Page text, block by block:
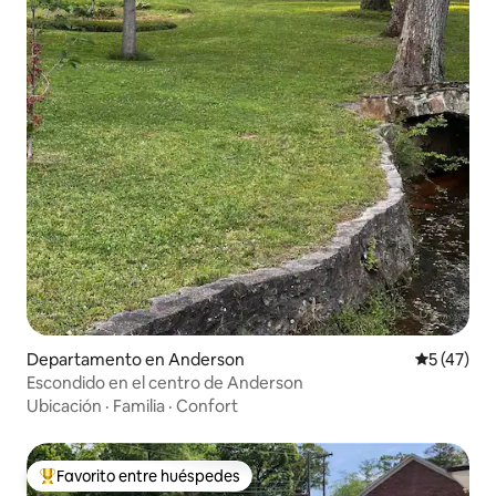
Departamento en Anderson
5 (47)
Escondido en el centro de Anderson
Ubicación · Familia · Confort
Favorito entre los huéspedes más destacados
Favorito entre huéspedes